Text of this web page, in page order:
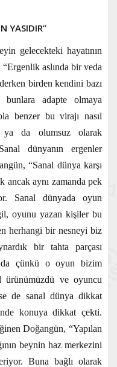
YASIDIR”
gelecekteki hayatının
aslında bir veda
birden kendini bazı
bunlara adapte olmaya
benzer bu virajı nasıl
ya da olumsuz olarak
dünyanın ergenler
“Sanal dünya karşı
ancak aynı zamanda pek
Sanal dünyada oyun
oyunu yazan kişiler bu
herhangi bir nesneyi biz
bir tahta parçası
çünkü o oyun bizim
ürünümüzdü ve oyuncu
de sanal dünya dikkat
konuya dikkat çekti.
Doğangün, “Yapılan
beynin haz merkezini
Buna bağlı olarak